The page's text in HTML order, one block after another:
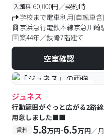
入館料 60,000円／契約時
学校まで電車利用(自転車含
京浜急行電鉄本線京急川崎
築44年／鉄骨7階建て
空室確認
#予約受付中 #空室待ち
ジュネス
行動範囲がぐっと広がる2
用意しました■■
賃料 5.8万円-6.5万円／月